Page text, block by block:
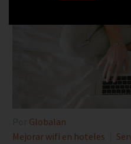
Globalan
Mejorar wifi en hoteles